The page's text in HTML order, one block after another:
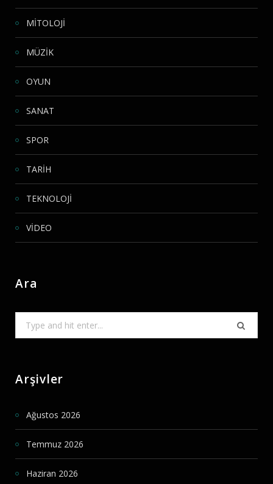
MİTOLOJİ
MÜZİK
OYUN
SANAT
SPOR
TARİH
TEKNOLOJİ
VİDEO
Ara
for:
Arşivler
Ağustos 2026
Temmuz 2026
Haziran 2026